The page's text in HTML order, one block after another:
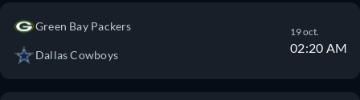
Green Bay Packers
Dallas Cowboys
19 oct.
02:20 AM